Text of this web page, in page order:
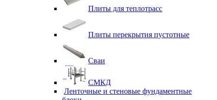
Плиты для теплотрасс
Плиты перекрытия пустотные
Сваи
СМКД
Ленточные и стеновые фундаментные